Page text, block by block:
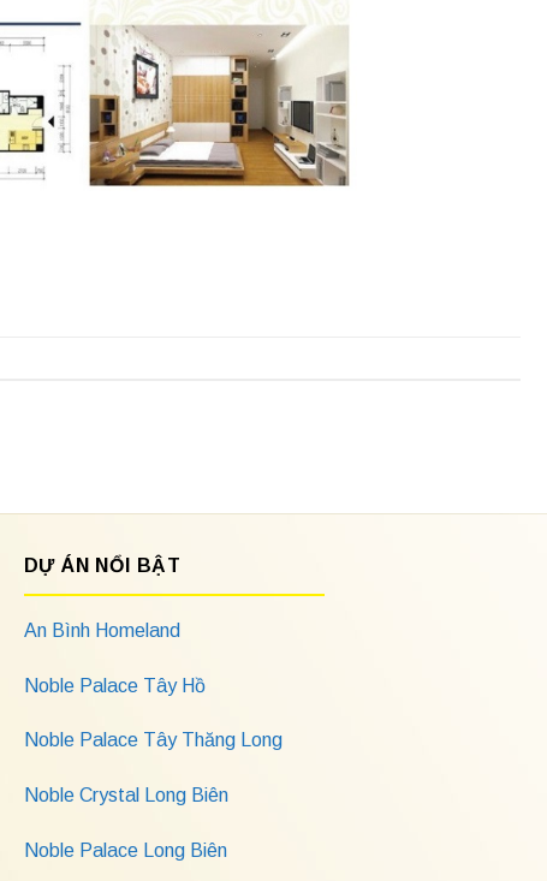
DỰ ÁN NỔI BẬT
An Bình Homeland
Noble Palace Tây Hồ
Noble Palace Tây Thăng Long
Noble Crystal Long Biên
Noble Palace Long Biên